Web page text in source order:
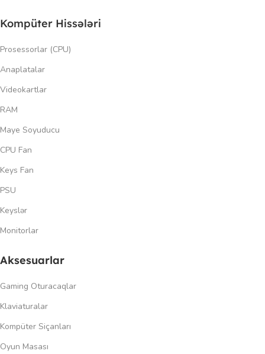
Kompüter Hissələri
Prosessorlar (CPU)
Anaplatalar
Videokartlar
RAM
Maye Soyuducu
CPU Fan
Keys Fan
PSU
Keyslər
Monitorlar
Aksesuarlar
Gaming Oturacaqlar
Klaviaturalar
Kompüter Siçanları
Oyun Masası